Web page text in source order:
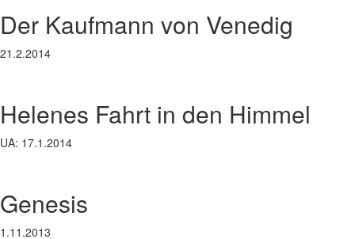
Der Kaufmann von Venedig
21.2.2014
Helenes Fahrt in den Himmel
UA: 17.1.2014
Genesis
1.11.2013